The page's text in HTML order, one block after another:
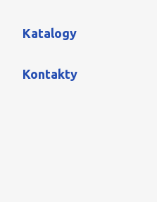
Katalogy
Kontakty